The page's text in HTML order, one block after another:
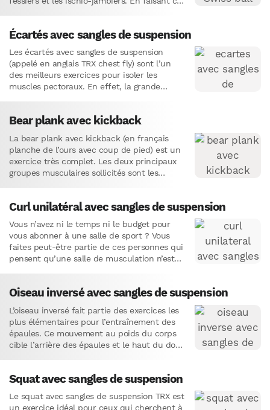
Écartés avec sangles de suspension
Les écartés avec sangles de suspension
(appelé en anglais TRX chest fly) sont l’un
des meilleurs exercices pour isoler les
muscles pectoraux. En effet, la grande
Bear plank avec kickback
La bear plank avec kickback (en français
planche de l’ours avec coup de pied) est un
exercice très complet. Les deux principaux
groupes musculaires sollicités sont les
Curl unilatéral avec sangles de suspension
Vous n’avez ni le temps ni le budget pour
vous abonner à une salle de sport ? Vous
faites peut-être partie de ces personnes qui
pensent qu’une salle de musculation n’est…
Oiseau inversé avec sangles de suspension
L’oiseau inversé fait partie des exercices les
plus élémentaires pour l’entraînement des
épaules. Ce mouvement au poids du corps
cible l’arrière des épaules et le haut du dos
Squat avec sangles de suspension
Le squat avec sangles de suspension TRX est
un exercice idéal pour ceux qui cherchent à